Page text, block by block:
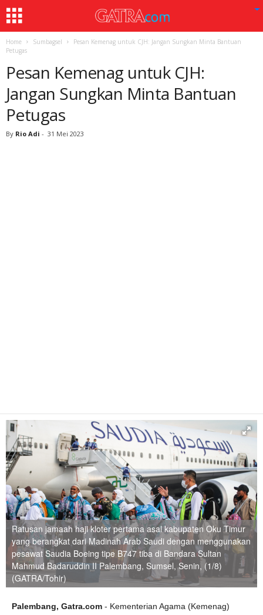
Home Sumbagsel
Pesan Kemenag untuk CJH: Jangan Sungkan Minta Bantuan
Petugas
Pesan Kemenag untuk CJH:
Jangan Sungkan Minta Bantuan
Petugas
By Rio Adi - 31 Mei 2023
Ratusan jamaah haji kloter pertama asal kabupaten Oku Timur
yang berangkat dari Madinah Arab Saudi dengan menggunakan
pesawat Saudia Boeing tipe B747 tiba di Bandara Sultan
Mahmud Badaruddin II Palembang, Sumsel, Senin, (1/8)
(GATRA/Tohir)
Palembang, Gatra.com - Kementerian Agama (Kemenag)